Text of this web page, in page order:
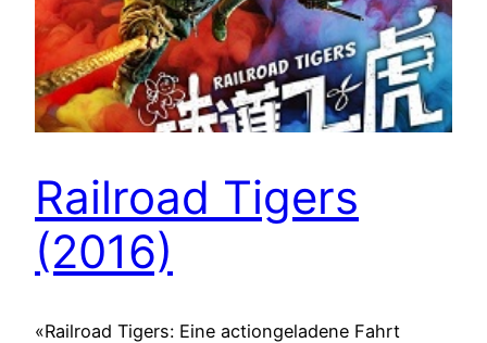
Railroad Tigers
(2016)
«Railroad Tigers: Eine actiongeladene Fahrt